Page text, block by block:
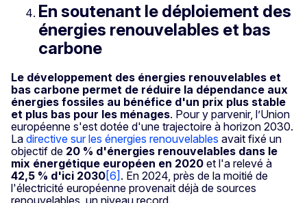
En soutenant le déploiement des
énergies renouvelables et bas
carbone
Le développement des énergies renouvelables et
bas carbone permet de réduire la dépendance aux
énergies fossiles au bénéfice d'un prix plus stable
et plus bas pour les ménages. Pour y parvenir, l’Union
européenne s'est dotée d'une trajectoire à horizon 2030.
La directive sur les énergies renouvelables avait fixé un
objectif de 20 % d'énergies renouvelables dans le
mix énergétique européen en 2020 et l'a relevé à
42,5 % d'ici 2030[6] . En 2024, près de la moitié de
l'électricité européenne provenait déjà de sources
renouvelables, un niveau record.